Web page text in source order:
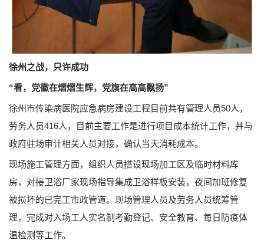
徐州之战，只许成功
“看，党徽在熠熠生辉，党旗在高高飘扬”
徐州市传染病医院应急病房建设工程目前共有管理人员50人，
劳务人员416人，目前主要工作是进行项目成本统计工作，并与
政府驻场审计相关人员对接，确认当天消耗成本。
现场施工管理方面，组织人员搭设现场加工区及临时材料库
房，对接卫浴厂家现场指导集成卫浴样板安装，夜间加班修复
被损坏的已完工市政管道。现场管理人员及劳务人员统筹管
理，完成对入场工人实名制考勤登记、安全教育、每日防疫体
温检测等工作。